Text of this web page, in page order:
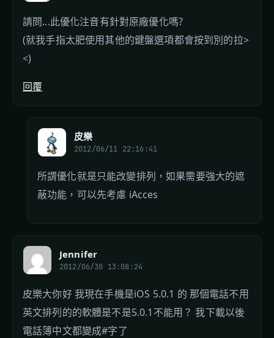
請問...此優化注音有針對原廠優化嗎?
(就我手指太肥使用其他的鍵盤選項都會按到別的拉>
<)
回覆
皮樂
2012/06/11 22:16:41
所謂優化就是只能改變排列，如果需要強大的遮
蔽功能，可以先考慮 iAcces
Jennifer
2012/06/30 13:08:24
皮樂大你好 我現在手機是iOS 5.0.1 的 那個電話不用
英文排列的的軟體是不是5.0.1不能用？ 我下載以後
電話簿中文都變成#字了